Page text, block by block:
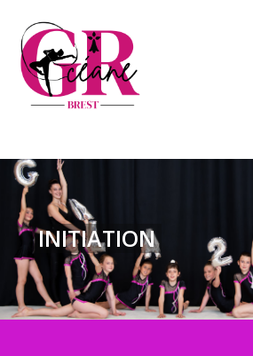
INITIATION